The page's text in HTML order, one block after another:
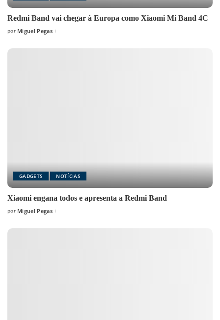
Redmi Band vai chegar à Europa como Xiaomi Mi Band 4C
Posted
por Miguel Pegas
GADGETS NOTÍCIAS
Xiaomi engana todos e apresenta a Redmi Band
Posted
por Miguel Pegas